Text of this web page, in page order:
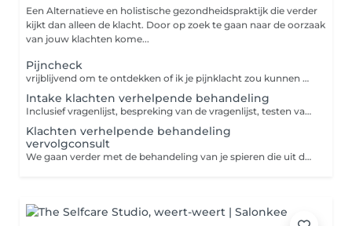
Een Alternatieve en holistische gezondheidspraktijk die verder
kijkt dan alleen de klacht. Door op zoek te gaan naar de oorzaak
van jouw klachten kome...
Pijncheck
vrijblijvend om te ontdekken of ik je pijnklacht zou kunnen oplossen, testen van spieren.
Intake klachten verhelpende behandeling
Inclusief vragenlijst, bespreking van de vragenlijst, testen van spieren op functie en deels al behandeling!
Klachten verhelpende behandeling
vervolgconsult
We gaan verder met de behandeling van je spieren die uit de intake gekomen zijn. Dit is gericht op functie verbetering krijgen van je arm, been, heup, schouder of noem maar op.